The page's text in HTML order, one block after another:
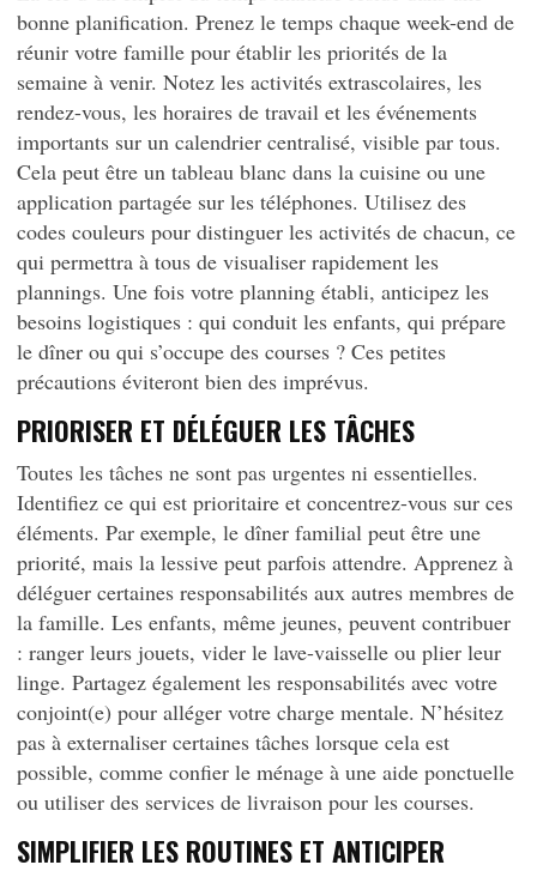
bonne planification. Prenez le temps chaque week-end de
réunir votre famille pour établir les priorités de la
semaine à venir. Notez les activités extrascolaires, les
rendez-vous, les horaires de travail et les événements
importants sur un calendrier centralisé, visible par tous.
Cela peut être un tableau blanc dans la cuisine ou une
application partagée sur les téléphones. Utilisez des
codes couleurs pour distinguer les activités de chacun, ce
qui permettra à tous de visualiser rapidement les
plannings. Une fois votre planning établi, anticipez les
besoins logistiques : qui conduit les enfants, qui prépare
le dîner ou qui s’occupe des courses ? Ces petites
précautions éviteront bien des imprévus.
PRIORISER ET DÉLÉGUER LES TÂCHES
Toutes les tâches ne sont pas urgentes ni essentielles.
Identifiez ce qui est prioritaire et concentrez-vous sur ces
éléments. Par exemple, le dîner familial peut être une
priorité, mais la lessive peut parfois attendre. Apprenez à
déléguer certaines responsabilités aux autres membres de
la famille. Les enfants, même jeunes, peuvent contribuer
: ranger leurs jouets, vider le lave-vaisselle ou plier leur
linge. Partagez également les responsabilités avec votre
conjoint(e) pour alléger votre charge mentale. N’hésitez
pas à externaliser certaines tâches lorsque cela est
possible, comme confier le ménage à une aide ponctuelle
ou utiliser des services de livraison pour les courses.
SIMPLIFIER LES ROUTINES ET ANTICIPER